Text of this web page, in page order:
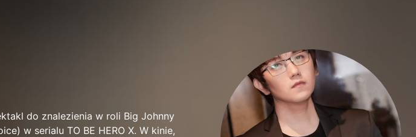
do znalezienia w roli Big Johnny
w serialu TO BE HERO X. W kinie,